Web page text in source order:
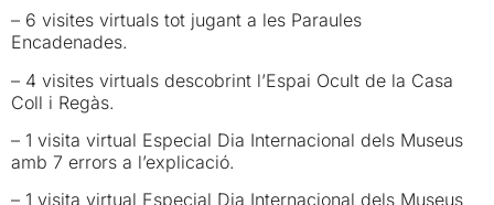
– 6 visites virtuals tot jugant a les Paraules
Encadenades.
– 4 visites virtuals descobrint l’Espai Ocult de la Casa
Coll i Regàs.
– 1 visita virtual Especial Dia Internacional dels Museus
amb 7 errors a l’explicació.
– 1 visita virtual Especial Dia Internacional dels Museus